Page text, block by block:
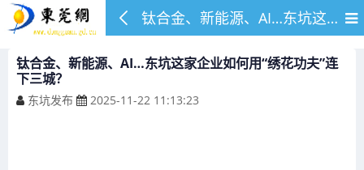
钛合金、新能源、AI…东坑这家企业如何用“绣花功夫”连下三城？
钛合金、新能源、AI…东坑这家企业如何用“绣花功夫”连
下三城？
东坑发布 2025-11-22 11:13:23